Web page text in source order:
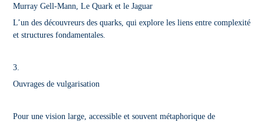
Murray Gell-Mann, Le Quark et le Jaguar
L’un des découvreurs des quarks, qui explore les liens entre complexité
et structures fondamentales.
3.
Ouvrages de vulgarisation
Pour une vision large, accessible et souvent métaphorique de